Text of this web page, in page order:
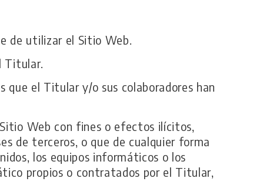
de utilizar el Sitio Web.
Titular.
el Titular y/o sus colaboradores han
Web con fines o efectos ilícitos,
de terceros, o que de cualquier forma
los equipos informáticos o los
propios o contratados por el Titular,